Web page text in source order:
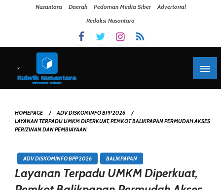
Nusantara Daerah Pedoman Media Siber
Advertorial
Redaksi Nusantara
HOMEPAGE
ADV DISKOMINFO BPP 2026
LAYANAN TERPADU UMKM DIPERKUAT, PEMKOT BALIKPAPAN PERMUDAH AKSES
PERIZINAN DAN PEMBIAYAAN
ADV DISKOMINFO BPP 2026 BALIKPAPAN
Layanan Terpadu UMKM Diperkuat,